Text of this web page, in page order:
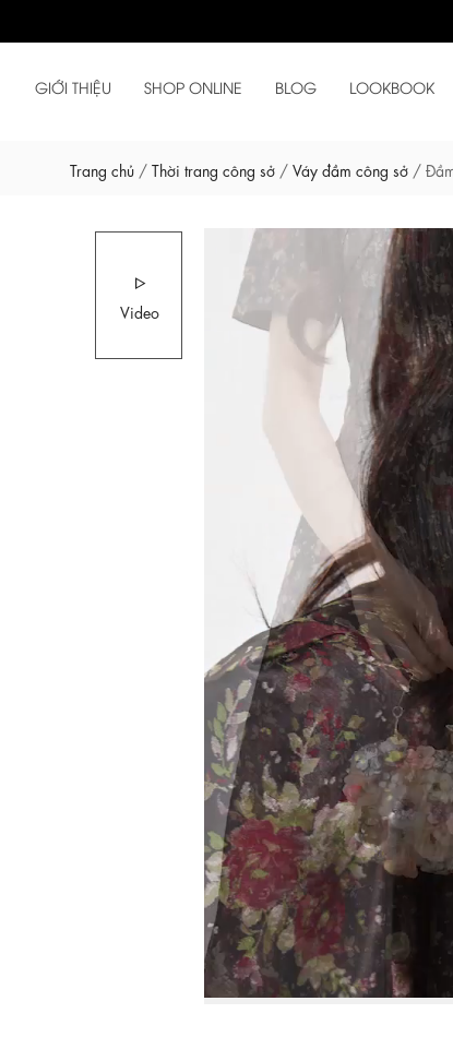
GIỚI THIỆU SHOP ONLINE BLOG LOOKBOOK
Trang chủ / Thời trang công sở / Váy đầm công sở /
Video